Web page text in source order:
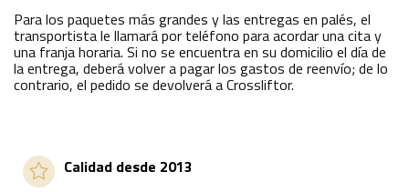
Para los paquetes más grandes y las entregas en palés, el
transportista le llamará por teléfono para acordar una cita y
una franja horaria. Si no se encuentra en su domicilio el día de
la entrega, deberá volver a pagar los gastos de reenvío; de lo
contrario, el pedido se devolverá a Crossliftor.
Calidad desde 2013